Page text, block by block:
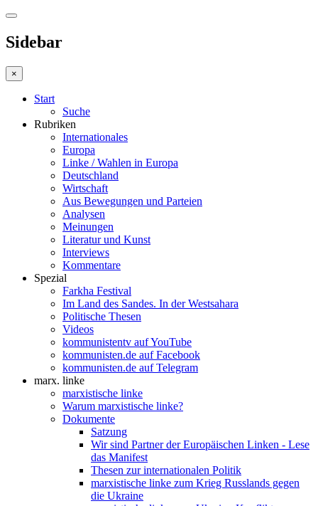
Sidebar
×
Start
Suche
Rubriken
Internationales
Europa
Linke / Wahlen in Europa
Deutschland
Wirtschaft
Aus Bewegungen und Parteien
Analysen
Meinungen
Literatur und Kunst
Interviews
Kommentare
Spezial
Farkha Festival
Im Land des Sandes. In der Westsahara
Politische Thesen
Videos
kommunistentv auf YouTube
kommunisten.de auf Facebook
kommunisten.de auf Telegram
marx. linke
marxistische linke
Warum marxistische linke?
Dokumente
Satzung
Wir sind Partner der Europäischen Linken - Lese
das Manifest
Thesen zur internationalen Politik
marxistische linke zum Krieg Russlands gegen
die Ukraine